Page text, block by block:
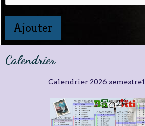
Ajouter
Calendrier
Calendrier 2026 semestre1